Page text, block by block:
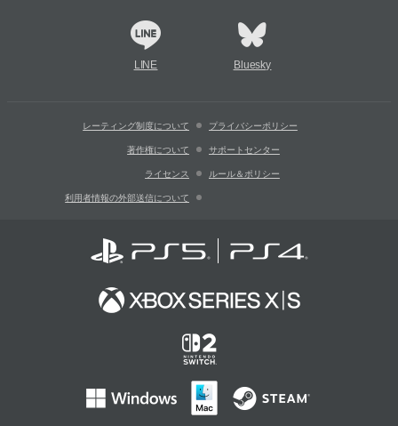
LINE Bluesky
レーティング制度について プライバシーポリシー
著作権について サポートセンター
ライセンス ルール＆ポリシー
利用者情報の外部送信について